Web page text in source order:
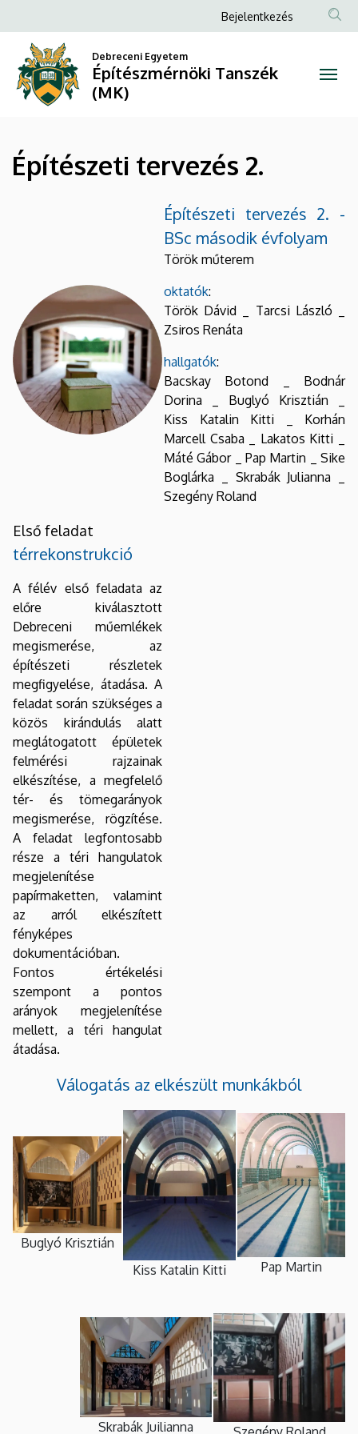
tervezés
2.
Építészmérnöki
Tanszék
a
tartalomra
Anonim
menüje
Bejelentkezés
Debreceni Egyetem
Építészmérnöki Tanszék
(MK)
Építészeti tervezés 2.
Építészeti tervezés 2. -
BSc második évfolyam
Török műterem
oktatók:
Török Dávid _ Tarcsi László _
Zsiros Renáta
hallgatók:
Bacskay Botond _ Bodnár
Dorina _ Buglyó Krisztián _
Kiss Katalin Kitti _ Korhán
Marcell Csaba _ Lakatos Kitti _
Máté Gábor _ Pap Martin _ Sike
Boglárka _ Skrabák Julianna _
Szegény Roland
Első feladat
térrekonstrukció
A félév első feladata az
előre kiválasztott
Debreceni műemlékek
megismerése, az
építészeti részletek
megfigyelése, átadása. A
feladat során szükséges a
közös kirándulás alatt
meglátogatott épületek
felmérési rajzainak
elkészítése, a megfelelő
tér- és tömegarányok
megismerése, rögzítése.
A feladat legfontosabb
része a téri hangulatok
megjelenítése
papírmaketten, valamint
az arról elkészített
fényképes
dokumentációban.
Fontos értékelési
szempont a pontos
arányok megjelenítése
mellett, a téri hangulat
átadása.
Válogatás az elkészült munkákból
Buglyó Krisztián
Kiss Katalin Kitti
Pap Martin
Skrabák Juilianna